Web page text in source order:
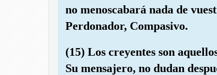
no menoscabará nada de
Perdonador, Compasivo.
(15) Los creyentes son
Su mensajero, no dudan